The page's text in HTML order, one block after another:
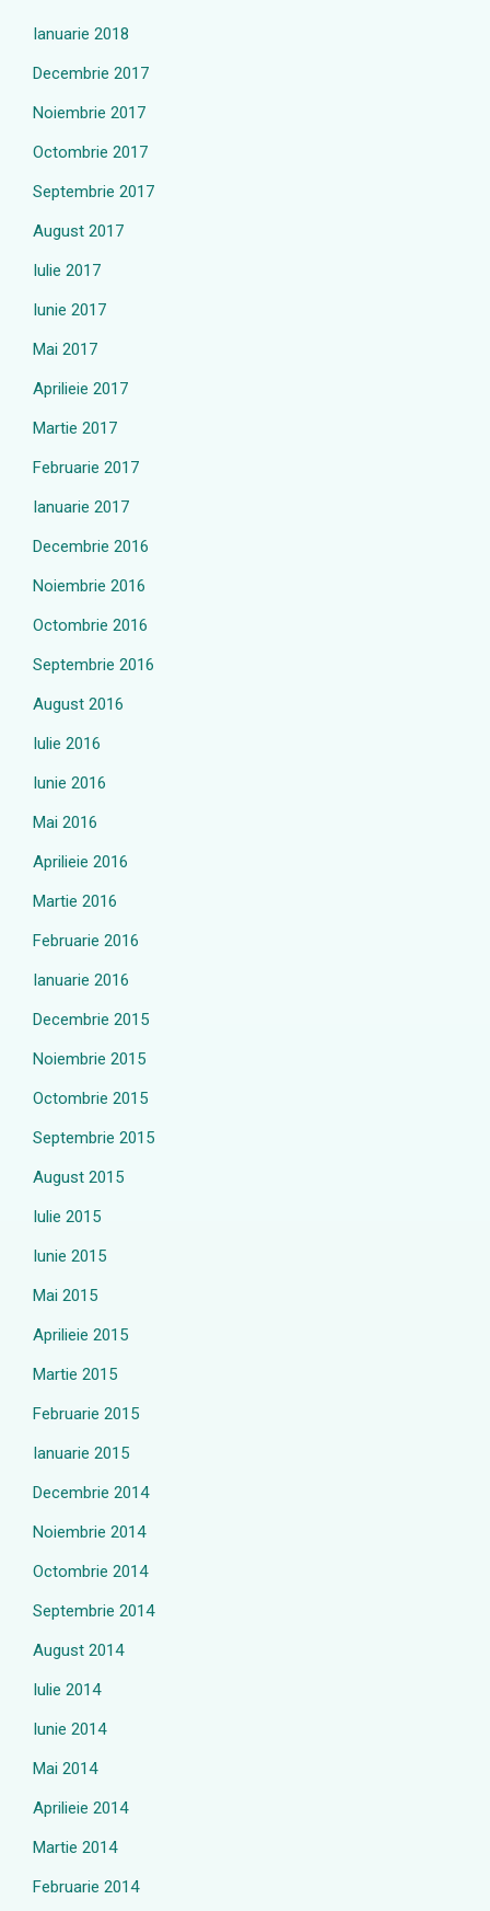
Ianuarie 2018
Decembrie 2017
Noiembrie 2017
Octombrie 2017
Septembrie 2017
August 2017
Iulie 2017
Iunie 2017
Mai 2017
Aprilieie 2017
Martie 2017
Februarie 2017
Ianuarie 2017
Decembrie 2016
Noiembrie 2016
Octombrie 2016
Septembrie 2016
August 2016
Iulie 2016
Iunie 2016
Mai 2016
Aprilieie 2016
Martie 2016
Februarie 2016
Ianuarie 2016
Decembrie 2015
Noiembrie 2015
Octombrie 2015
Septembrie 2015
August 2015
Iulie 2015
Iunie 2015
Mai 2015
Aprilieie 2015
Martie 2015
Februarie 2015
Ianuarie 2015
Decembrie 2014
Noiembrie 2014
Octombrie 2014
Septembrie 2014
August 2014
Iulie 2014
Iunie 2014
Mai 2014
Aprilieie 2014
Martie 2014
Februarie 2014